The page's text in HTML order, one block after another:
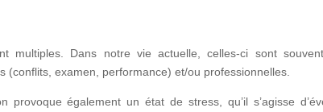
multiples. Dans notre vie actuelle, celles-ci sont
(conflits, examen, performance) et/ou professionnelles.
provoque également un état de stress, qu’il s’agisse